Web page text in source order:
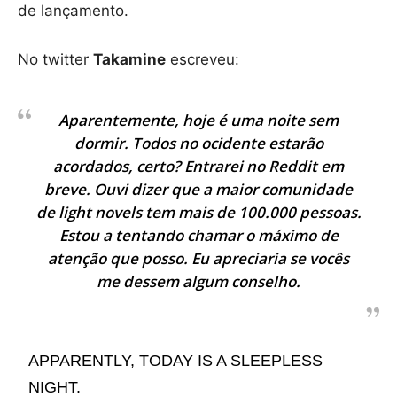
de lançamento.
No twitter Takamine escreveu:
Aparentemente, hoje é uma noite sem
dormir. Todos no ocidente estarão
acordados, certo? Entrarei no Reddit em
breve. Ouvi dizer que a maior comunidade
de light novels tem mais de 100.000 pessoas.
Estou a tentando chamar o máximo de
atenção que posso. Eu apreciaria se vocês
me dessem algum conselho.
APPARENTLY, TODAY IS A SLEEPLESS
NIGHT.